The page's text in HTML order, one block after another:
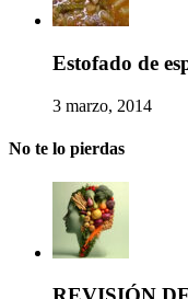
Estofado de
3 marzo, 2014
No te lo pierdas